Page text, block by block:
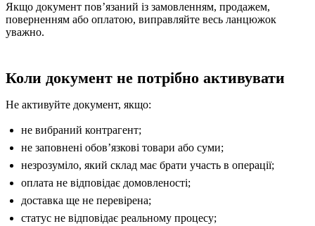
Якщо документ повʼязаний із замовленням, продажем,
поверненням або оплатою, виправляйте весь ланцюжок
уважно.
Коли документ не потрібно активувати
Не активуйте документ, якщо:
не вибраний контрагент;
не заповнені обовʼязкові товари або суми;
незрозуміло, який склад має брати участь в операції;
оплата не відповідає домовленості;
доставка ще не перевірена;
статус не відповідає реальному процесу;